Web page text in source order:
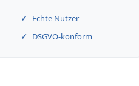
Echte Nutzer
DSGVO-konform